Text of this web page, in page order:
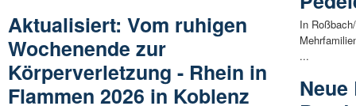
Aktualisiert: Vom ruhigen
Wochenende zur
Körperverletzung - Rhein in
Flammen 2026 in Koblenz
In
...